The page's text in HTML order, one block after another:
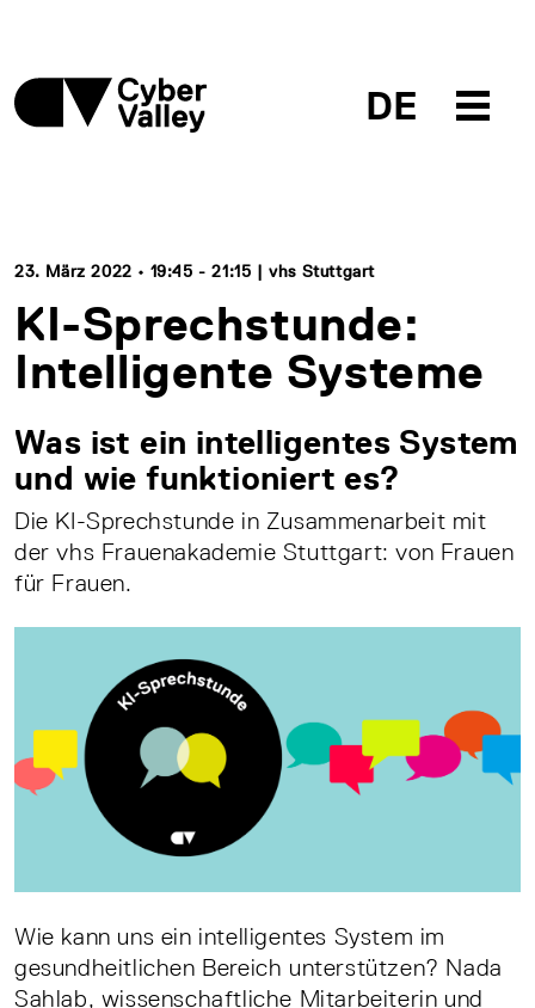
DE
23. März 2022 • 19:45 - 21:15 | vhs Stuttgart
KI-Sprechstunde:
Intelligente Systeme
Was ist ein intelligentes System
und wie funktioniert es?
Die KI-Sprechstunde in Zusammenarbeit mit
der vhs Frauenakademie Stuttgart: von Frauen
für Frauen.
Wie kann uns ein intelligentes System im
gesundheitlichen Bereich unterstützen? Nada
Sahlab, wissenschaftliche Mitarbeiterin und